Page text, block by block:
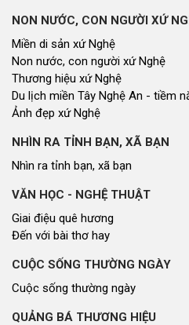
NON NƯỚC, CON NGƯỜI XỨ
Miền di sản xứ Nghệ
Non nước, con người xứ Nghệ
Thương hiệu xứ Nghệ
Du lịch miền Tây Nghệ An - tiềm
Ảnh đẹp xứ Nghệ
NHÌN RA TỈNH BẠN, XÃ BẠN
Nhìn ra tỉnh bạn, xã bạn
VĂN HỌC - NGHỆ THUẬT
Giai điệu quê hương
Đến với bài thơ hay
CUỘC SỐNG THƯỜNG NGÀY
Cuộc sống thường ngày
QUẢNG BÁ THƯƠNG HIỆU